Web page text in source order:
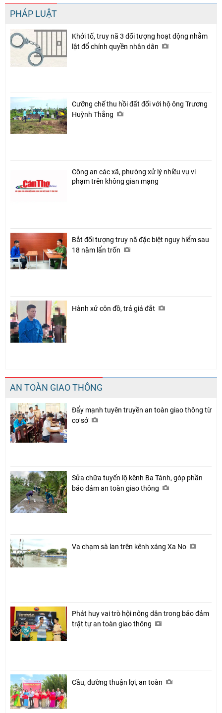
PHÁP LUẬT
Khởi tố, truy nã 3 đối tượng hoạt động nhằm
lật đổ chính quyền nhân dân
Cưỡng chế thu hồi đất đối với hộ ông Trương
Huỳnh Thắng
Công an các xã, phường xử lý nhiều vụ vi
phạm trên không gian mạng
Bắt đối tượng truy nã đặc biệt nguy hiểm sau
18 năm lẩn trốn
Hành xử côn đồ, trả giá đắt
AN TOÀN GIAO THÔNG
Đẩy mạnh tuyên truyền an toàn giao thông từ
cơ sở
Sửa chữa tuyến lộ kênh Ba Tánh, góp phần
bảo đảm an toàn giao thông
Va chạm sà lan trên kênh xáng Xa No
Phát huy vai trò hội nông dân trong bảo đảm
trật tự an toàn giao thông
Cầu, đường thuận lợi, an toàn